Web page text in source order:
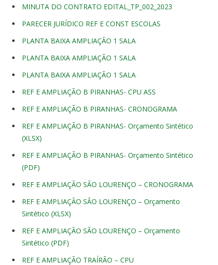
MINUTA DO CONTRATO EDITAL_TP_002_2023
PARECER JURÍDICO REF E CONST ESCOLAS
PLANTA BAIXA AMPLIAÇÃO 1 SALA
PLANTA BAIXA AMPLIAÇÃO 1 SALA
PLANTA BAIXA AMPLIAÇÃO 1 SALA
REF E AMPLIAÇÃO B PIRANHAS- CPU ASS
REF E AMPLIAÇÃO B PIRANHAS- CRONOGRAMA
REF E AMPLIAÇÃO B PIRANHAS- Orçamento Sintético
(XLSX)
REF E AMPLIAÇÃO B PIRANHAS- Orçamento Sintético
(PDF)
REF E AMPLIAÇÃO SÃO LOURENÇO – CRONOGRAMA
REF E AMPLIAÇÃO SÃO LOURENÇO – Orçamento
Sintético (XLSX)
REF E AMPLIAÇÃO SÃO LOURENÇO – Orçamento
Sintético (PDF)
REF E AMPLIAÇÃO TRAÍRÃO – CPU